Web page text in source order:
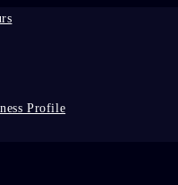
Profile